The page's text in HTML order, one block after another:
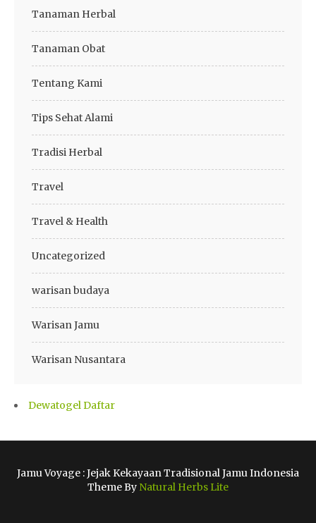
Tanaman Herbal
Tanaman Obat
Tentang Kami
Tips Sehat Alami
Tradisi Herbal
Travel
Travel & Health
Uncategorized
warisan budaya
Warisan Jamu
Warisan Nusantara
Dewatogel Daftar
Jamu Voyage : Jejak Kekayaan Tradisional Jamu Indonesia
Theme By Natural Herbs Lite